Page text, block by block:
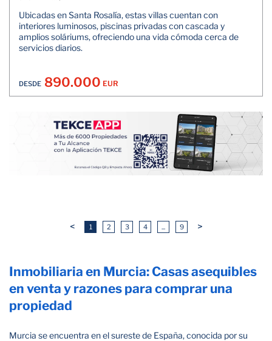
Inmobiliaria en Murcia: Casas asequibles
en venta y razones para comprar una
propiedad
Murcia se encuentra en el sureste de España, conocida por su
Ubicadas en Santa Rosalía, estas villas cuentan con
interiores luminosos, piscinas privadas con cascada y
amplios soláriums, ofreciendo una vida cómoda cerca de
servicios diarios.
DESDE 890.000 EUR
< 1 2 3 4 ... 9 >